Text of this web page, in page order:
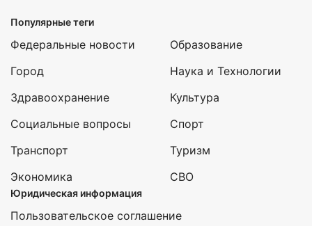
Популярные теги
Федеральные новости
Город
Здравоохранение
Социальные вопросы
Транспорт
Экономика
Образование
Наука и Технологии
Культура
Спорт
Туризм
СВО
Юридическая информация
Пользовательское соглашение